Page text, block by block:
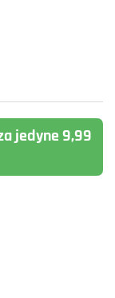
jedyne 9,99